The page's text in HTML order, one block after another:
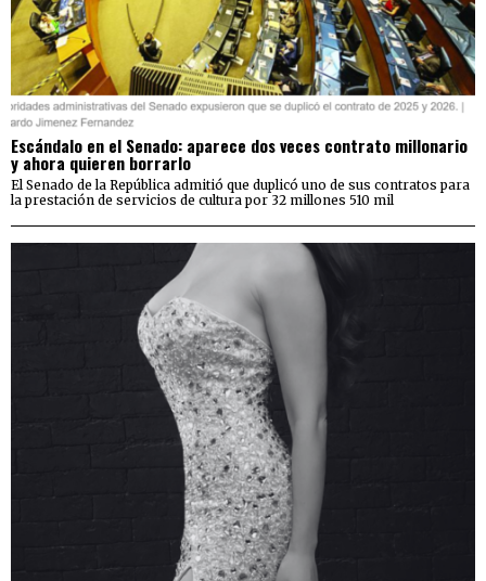
Escándalo en el Senado: aparece dos veces contrato millonario
y ahora quieren borrarlo
El Senado de la República admitió que duplicó uno de sus contratos para
la prestación de servicios de cultura por 32 millones 510 mil